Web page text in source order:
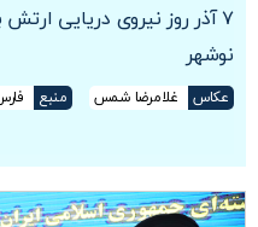
۷ آذر روز نیروی دریایی
نوشهر
عکاس غلامرضا شمس منبع